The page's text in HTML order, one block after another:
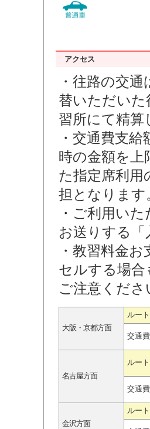
アクセス
・往路の交
替いただいた
習所にて精算
・交通費支
時の金額を上
た指定席利用
担となります
・ご利用い
お送りする
・教習料金
セルする場
ご注意くださ
大阪・京都方面
ルート
交通
名古屋方面
ルート
交通
金沢方面
ルート